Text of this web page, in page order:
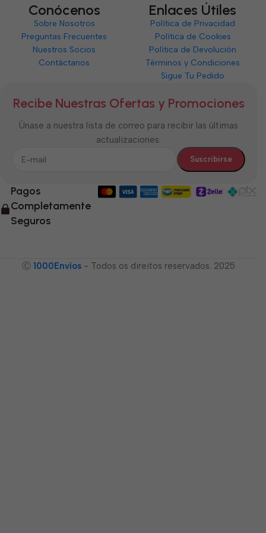
Conócenos
Sobre Nosotros
Preguntas Frecuentes
Nuestros Socios
Contáctanos
Enlaces Útiles
Política de Privacidad
Política de Cookies
Política de Devolución
Términos y Condiciones
Sigue Tu Pedido
Recibe Nuestras Ofertas y Promociones
Únase a nuestra lista de correo para recibir las últimas
actualizaciones.
Pagos
Completamente
Seguros
Ⓒ 1000Envíos - Todos os direitos reservados. 2025